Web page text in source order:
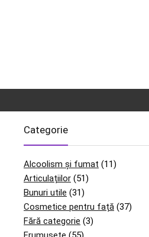
Categorie
Alcoolism și fumat (11)
Articulațiilor (51)
Bunuri utile (31)
Cosmetice pentru față (37)
Fără categorie (3)